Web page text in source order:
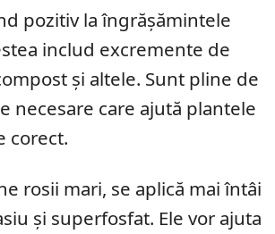
pozitiv la îngrășămintele
includ excremente de
și altele. Sunt pline de
necesare care ajută plantele
corect.
rosii mari, se aplică mai întâi
și superfosfat. Ele vor ajuta